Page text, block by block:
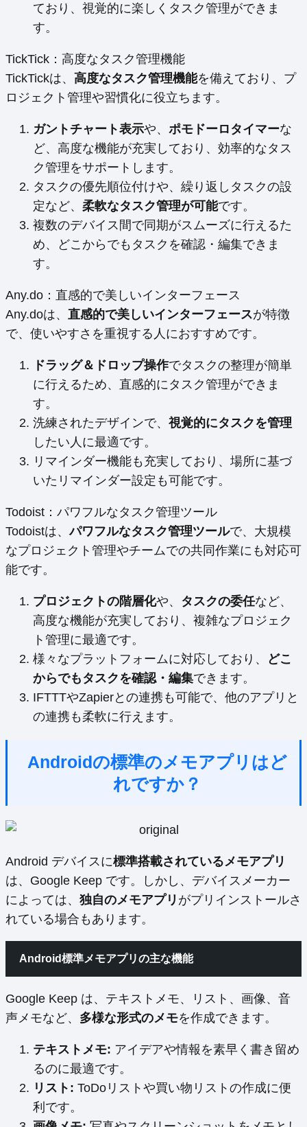
ており、視覚的に楽しくタスク管理ができま
す。
TickTick：高度なタスク管理機能
TickTickは、 高度なタスク管理機能を備えており、プ
ロジェクト管理や習慣化に役立ちます。
ガントチャート表示や、 ポモドーロタイマーな
ど、高度な機能が充実しており、効率的なタス
ク管理をサポートします。
タスクの優先順位付けや、繰り返しタスクの設
定など、 柔軟なタスク管理が可能です。
複数のデバイス間で同期がスムーズに行えるた
め、どこからでもタスクを確認・編集できま
す。
Any.do：直感的で美しいインターフェース
Any.doは、 直感的で美しいインターフェースが特徴
で、使いやすさを重視する人におすすめです。
ドラッグ＆ドロップ操作でタスクの整理が簡単
に行えるため、直感的にタスク管理ができま
す。
洗練されたデザインで、 視覚的にタスクを管理
したい人に最適です。
リマインダー機能も充実しており、場所に基づ
いたリマインダー設定も可能です。
Todoist：パワフルなタスク管理ツール
Todoistは、パワフルなタスク管理ツールで、大規模
なプロジェクト管理やチームでの共同作業にも対応可
能です。
プロジェクトの階層化や、 タスクの委任など、
高度な機能が充実しており、複雑なプロジェク
ト管理に最適です。
様々なプラットフォームに対応しており、 どこ
からでもタスクを確認・編集できます。
IFTTTやZapierとの連携も可能で、他のアプリと
の連携も柔軟に行えます。
Androidの標準のメモアプリはど
れですか？
Android デバイスに標準搭載されているメモアプリ
は、Google Keep です。しかし、デバイスメーカー
によっては、 独自のメモアプリ がプリインストールさ
れている場合もあります。
Android標準メモアプリの主な機能
Google Keep は、テキストメモ、リスト、画像、音
声メモなど、 多様な形式のメモを作成できます。
テキストメモ: アイデアや情報を素早く書き留め
るのに最適です。
リスト: ToDoリストや買い物リストの作成に便
利です。